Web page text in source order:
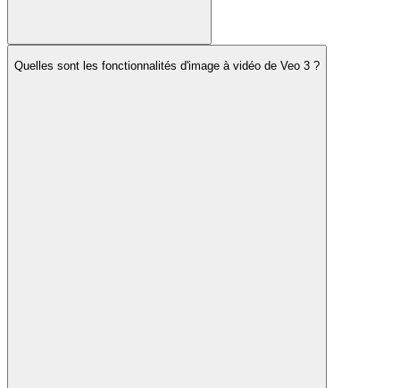
Quelles sont les fonctionnalités d'image à vidéo de Veo 3 ?